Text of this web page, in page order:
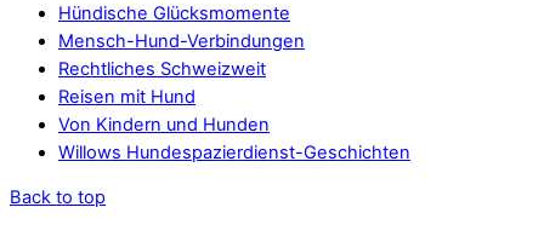
Hündische Glücksmomente
Mensch-Hund-Verbindungen
Rechtliches Schweizweit
Reisen mit Hund
Von Kindern und Hunden
Willows Hundespazierdienst-Geschichten
Back to top